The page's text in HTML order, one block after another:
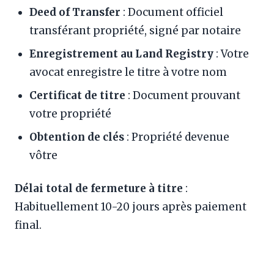
Deed of Transfer : Document officiel
transférant propriété, signé par notaire
Enregistrement au Land Registry : Votre
avocat enregistre le titre à votre nom
Certificat de titre : Document prouvant
votre propriété
Obtention de clés : Propriété devenue
vôtre
Délai total de fermeture à titre :
Habituellement 10-20 jours après paiement
final.